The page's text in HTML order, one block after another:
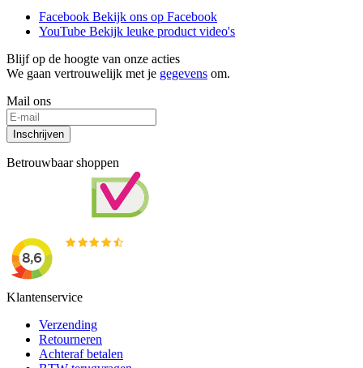
Facebook Bekijk ons op Facebook
YouTube Bekijk leuke product video's
Blijf op de hoogte van onze acties
We gaan vertrouwelijk met je gegevens om.
Mail ons
Inschrijven
Betrouwbaar shoppen
Klantenservice
Verzending
Retourneren
Achteraf betalen